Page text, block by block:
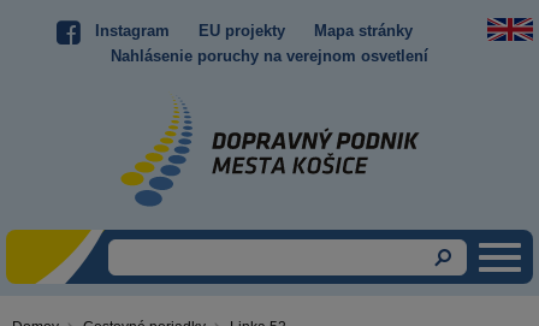
Instagram EU projekty
Mapa stránky
Nahlásenie poruchy na verejnom osvetlení